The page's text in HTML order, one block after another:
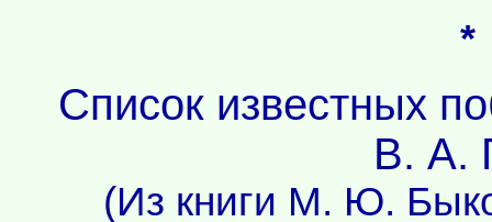
Список известных
В. А.
(Из книги М. Ю.